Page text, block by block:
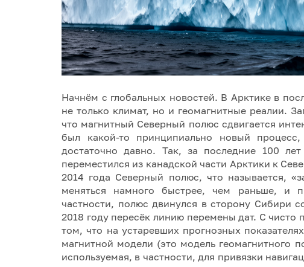
Начнём с глобальных новостей. В Арктике в
не только климат, но и геомагнитные реалии.
что магнитный Северный полюс сдвигается
был какой-то принципиально новый
достаточно давно. Так, за последние 100
переместился из канадской части Арктики к
2014 года Северный полюс, что называется,
меняться намного быстрее, чем раньше, и
частности, полюс двинулся в сторону Сибири
2018 году пересёк линию перемены дат. С чисто
том, что на устаревших прогнозных
магнитной модели (это модель геомагнитного
используемая, в частности, для привязки